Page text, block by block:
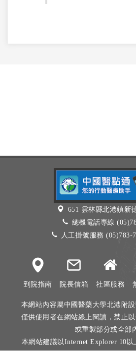
651 雲林縣北港鎮新
總機電話專線
人工掛號服務 (05)783-
到院指南 院長信箱 社區服務
本網站內容屬中國醫藥大學北港附
僅供使用者在網站線上閱讀，禁止
或重製部分或全部
本網站建議以Internet Explorer 10